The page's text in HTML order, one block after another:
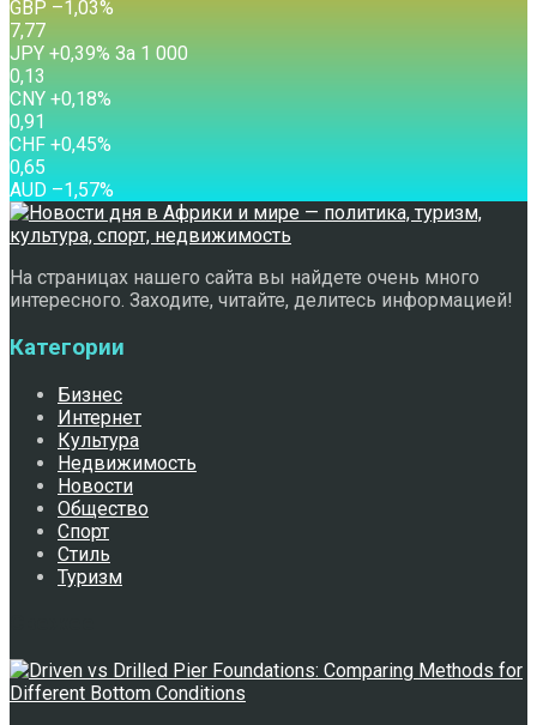
GBP –1,03%
7,77
JPY +0,39% За 1 000
0,13
CNY +0,18%
0,91
CHF +0,45%
0,65
AUD –1,57%
На страницах нашего сайта вы найдете очень много
интересного. Заходите, читайте, делитесь информацией!
Категории
Бизнес
Интернет
Культура
Недвижимость
Новости
Общество
Спорт
Стиль
Туризм